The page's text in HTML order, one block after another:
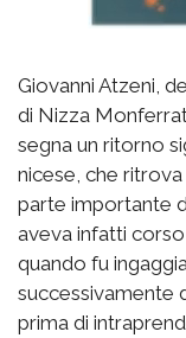
Giovanni Atzeni,
di Nizza
segna un ritorno
nicese, che
parte importante
aveva infatti
quando fu
successivamente
prima di